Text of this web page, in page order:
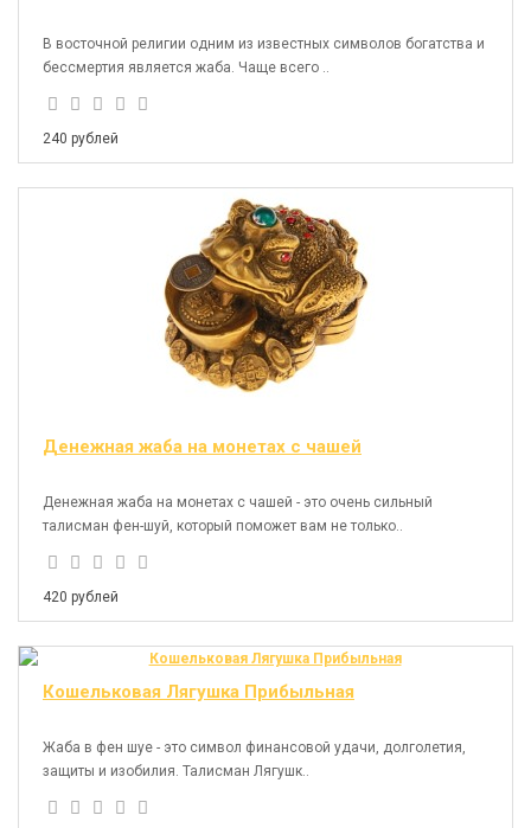
В восточной религии одним из известных символов богатства и
бессмертия является жаба. Чаще всего ..
240 рублей
Денежная жаба на монетах с чашей
Денежная жаба на монетах с чашей - это очень сильный
талисман фен-шуй, который поможет вам не только..
420 рублей
Кошельковая Лягушка Прибыльная
Жаба в фен шуе - это символ финансовой удачи, долголетия,
защиты и изобилия. Талисман Лягушк..